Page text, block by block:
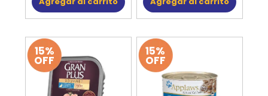
15%
OFF
15%
OFF